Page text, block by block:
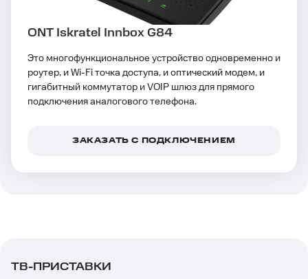
ONT Iskratel Innbox G84
Это многофункциональное устройство одновременно и
роутер, и Wi-Fi точка доступа, и оптический модем, и
гигабитный коммутатор и VOIP шлюз для прямого
подключения аналогового телефона.
ЗАКАЗАТЬ С ПОДКЛЮЧЕНИЕМ
ТВ-ПРИСТАВКИ